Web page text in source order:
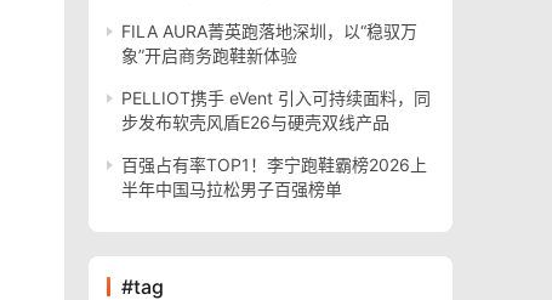
FILA AURA菁英跑落地深圳，以“稳驭万
象”开启商务跑鞋新体验
PELLIOT携手 eVent 引入可持续面料，同
步发布软壳风盾E26与硬壳双线产品
百强占有率TOP1！李宁跑鞋霸榜2026上
半年中国马拉松男子百强榜单
#tag